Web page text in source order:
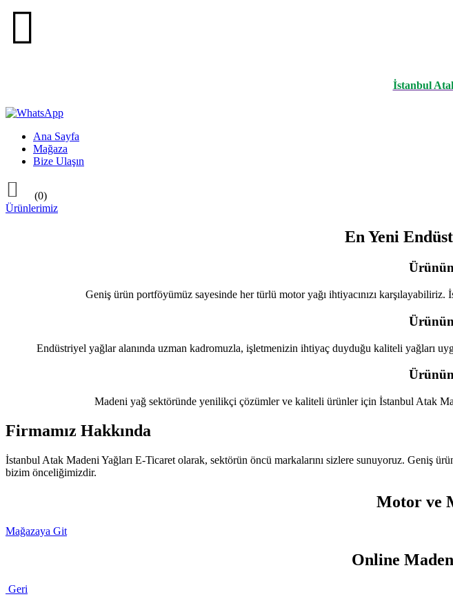

İstanbul
Ana Sayfa
Mağaza
Bize Ulaşın

(0)
Ürünlerimiz
En Yeni
Geniş ürün portföyümüz sayesinde her türlü motor yağı ihtiyacınızı
Endüstriyel yağlar alanında uzman kadromuzla, işletmenizin ihtiyaç duyduğu kaliteli yağları
Madeni yağ sektöründe yenilikçi çözümler ve kaliteli ürünler için İstanbul Atak
Firmamız Hakkında
İstanbul Atak Madeni Yağları E-Ticaret olarak, sektörün öncü markalarını sizlere sunuyoruz. Geniş
bizim önceliğimizdir.
Motor ve
Mağazaya Git
Online
Geri